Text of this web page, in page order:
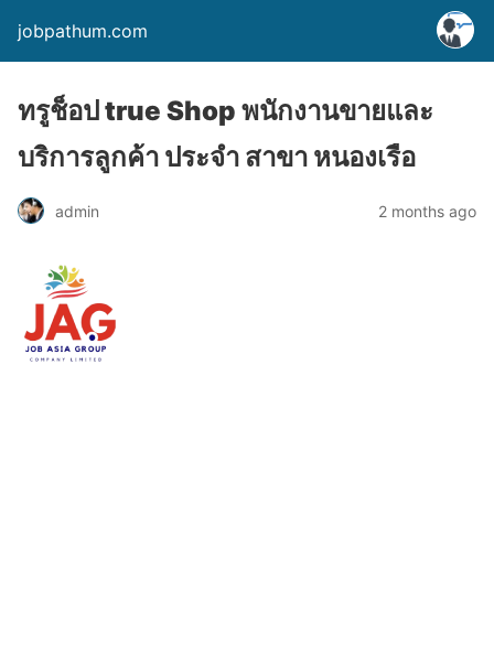
jobpathum.com
ทรูช็อป true Shop พนักงานขายและ
บริการลูกค้า ประจำ สาขา หนองเรือ
admin 2 months ago